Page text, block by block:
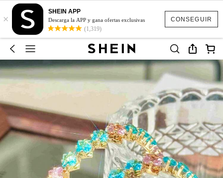
CONSEGUIR
×
SHEIN APP
Descarga la APP y gana ofertas exclusivas
(1,319)